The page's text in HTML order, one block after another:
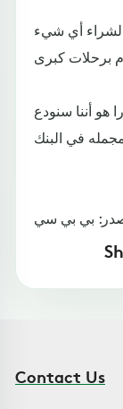
لشراء أي شيء
أننا سنودع
بي بي سي
Contact Us